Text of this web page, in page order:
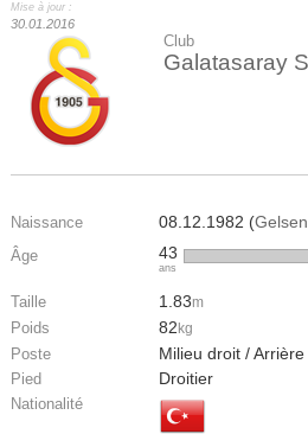
Mise à jour :
30.01.2016
Club
Galatasaray
Naissance 08.12.1982 (
Âge 43
ans
Taille 1.83m
Poids 82 kg
Poste Milieu droit /
Pied Droitier
Nationalité